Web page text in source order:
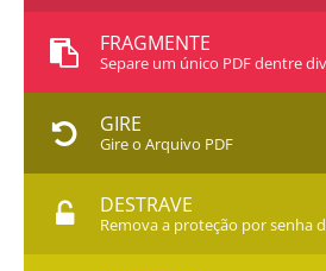
FRAGMENTE
Separe um único PDF dentre
GIRE
Gire o Arquivo PDF
DESTRAVE
Remova a proteção por senha